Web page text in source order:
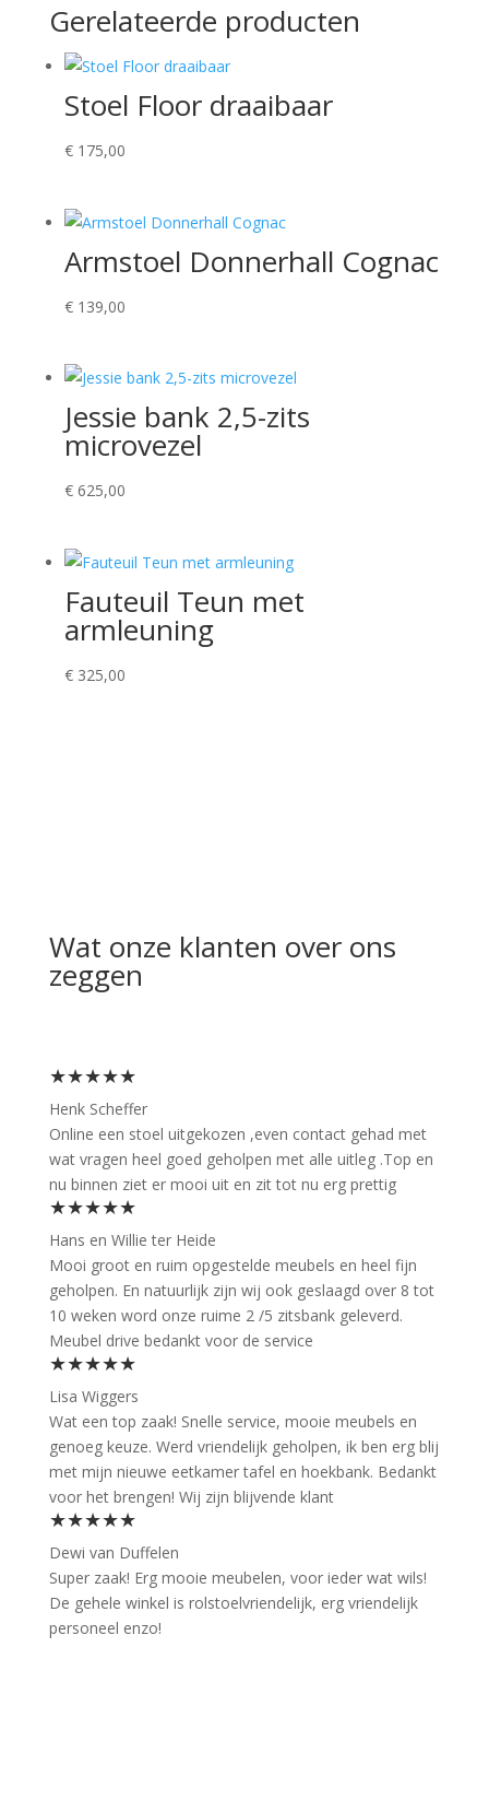
Gerelateerde producten
Stoel Floor draaibaar
€175,00
Armstoel Donnerhall Cognac
€139,00
Jessie bank 2,5-zits
microvezel
€625,00
Fauteuil Teun met
armleuning
€325,00
Wat onze klanten over ons
zeggen
★★★★★
Henk Scheffer
Online een stoel uitgekozen ,even contact gehad met
wat vragen heel goed geholpen met alle uitleg .Top en
nu binnen ziet er mooi uit en zit tot nu erg prettig
★★★★★
Hans en Willie ter Heide
Mooi groot en ruim opgestelde meubels en heel fijn
geholpen. En natuurlijk zijn wij ook geslaagd over 8 tot
10 weken word onze ruime 2 /5 zitsbank geleverd.
Meubel drive bedankt voor de service
★★★★★
Lisa Wiggers
Wat een top zaak! Snelle service, mooie meubels en
genoeg keuze. Werd vriendelijk geholpen, ik ben erg blij
met mijn nieuwe eetkamer tafel en hoekbank. Bedankt
voor het brengen! Wij zijn blijvende klant
★★★★★
Dewi van Duffelen
Super zaak! Erg mooie meubelen, voor ieder wat wils!
De gehele winkel is rolstoelvriendelijk, erg vriendelijk
personeel enzo!